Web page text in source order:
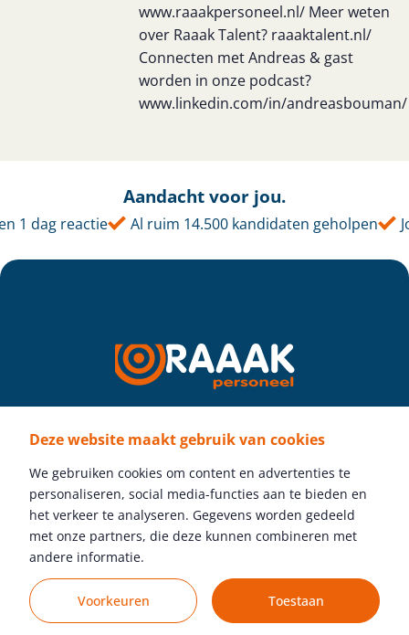
Deze website maakt gebruik van cookies
We gebruiken cookies om content en advertenties te
personaliseren, social media-functies aan te bieden en
het verkeer te analyseren. Gegevens worden gedeeld
met onze partners, die deze kunnen combineren met
andere informatie.
Voorkeuren Toestaan
www.raaakpersoneel.nl/ Meer weten
over Raaak Talent? raaaktalent.nl/
Connecten met Andreas & gast
worden in onze podcast?
www.linkedin.com/in/andreasbouman/
Aandacht voor jou.
1 dag reactie Al ruim 14.500 kandidaten geholpen
Volg ons
Gratis vacature plaatsen
© Raaak Personeel